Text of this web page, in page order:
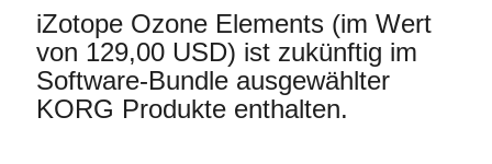
Extras
Events
iZotope Ozone Elements (im Wert
von 129,00 USD) ist zukünftig im
Software-Bundle ausgewählter
KORG Produkte enthalten.